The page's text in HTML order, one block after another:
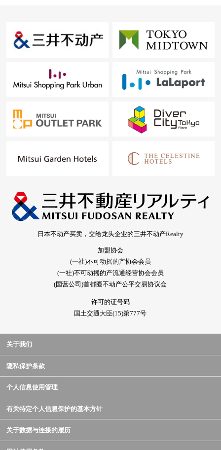
日本不动产买卖，交给龙头企业的三井不动产Realty
加盟协会
(一社)不可动摇的产协会会员
(一社)不可动摇的产流通经营协会会员
(国营公司)首都圈不动产公平交易协议会
许可的证号码
国土交通大臣(15)第777号
关于我们
隱私保护条款
个人信息使用管理
有关特定个人信息保护的基本方针
关于数据与连接的履历